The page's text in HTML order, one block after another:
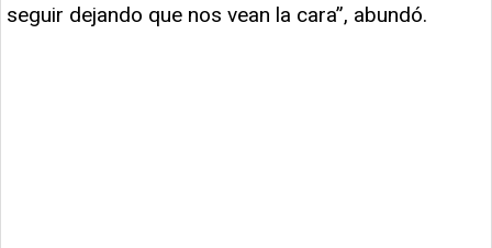
seguir dejando que nos vean la cara”, abundó.